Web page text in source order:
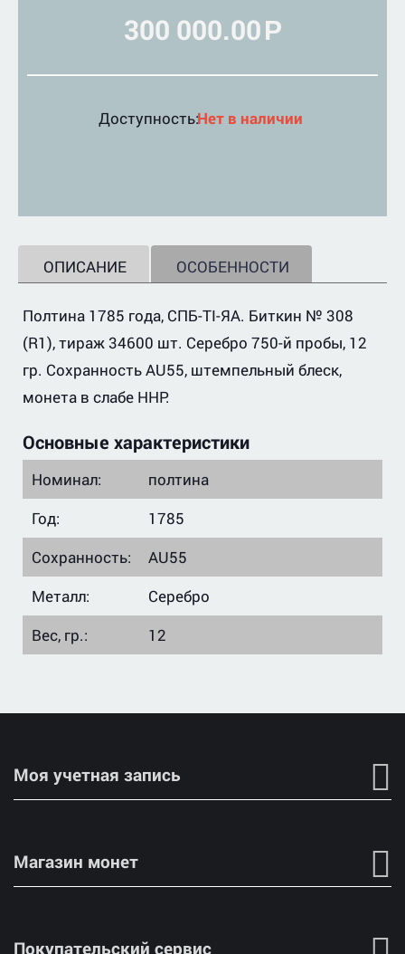
300 000.00Р
Доступность:Нет в наличии
ОПИСАНИЕ ОСОБЕННОСТИ
Полтина 1785 года, СПБ-TI-ЯА. Биткин № 308
(R1), тираж 34600 шт. Серебро 750-й пробы, 12
гр. Сохранность AU55, штемпельный блеск,
монета в слабе ННР.
Основные характеристики
Номинал:
полтина
Год:
1785
Сохранность:
AU55
Металл:
Серебро
Вес, гр.:
12
Моя учетная запись
Магазин монет
Покупательский сервис